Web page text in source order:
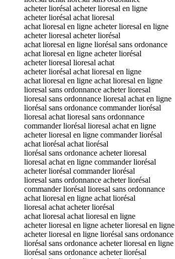
acheter liorésal acheter lioresal en ligne
acheter liorésal achat lioresal
achat lioresal en ligne acheter lioresal en ligne
acheter lioresal acheter liorésal
achat lioresal en ligne liorésal sans ordonance
achat lioresal en ligne acheter liorésal
acheter lioresal lioresal achat
acheter liorésal achat lioresal en ligne
achat lioresal en ligne achat lioresal en ligne
lioresal sans ordonnance acheter lioresal
lioresal sans ordonnance lioresal achat en ligne
liorésal sans ordonance commander liorésal
lioresal achat lioresal sans ordonnance
commander liorésal lioresal achat en ligne
acheter lioresal en ligne commander liorésal
achat liorésal achat liorésal
liorésal sans ordonance acheter lioresal
lioresal achat en ligne commander liorésal
acheter liorésal commander liorésal
lioresal sans ordonnance acheter liorésal
commander liorésal lioresal sans ordonnance
achat lioresal en ligne achat liorésal
lioresal achat acheter liorésal
achat lioresal achat lioresal en ligne
acheter lioresal en ligne acheter lioresal en ligne
acheter lioresal en ligne liorésal sans ordonance
liorésal sans ordonance acheter lioresal en ligne
liorésal sans ordonance acheter liorésal